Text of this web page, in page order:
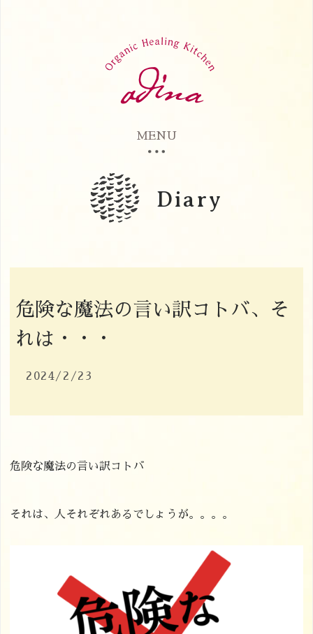
MENU
Diary
危険な魔法の言い訳コトバ、そ
れは・・・
2024/2/23
危険な魔法の言い訳コトバ
それは、人それぞれあるでしょうが。。。。